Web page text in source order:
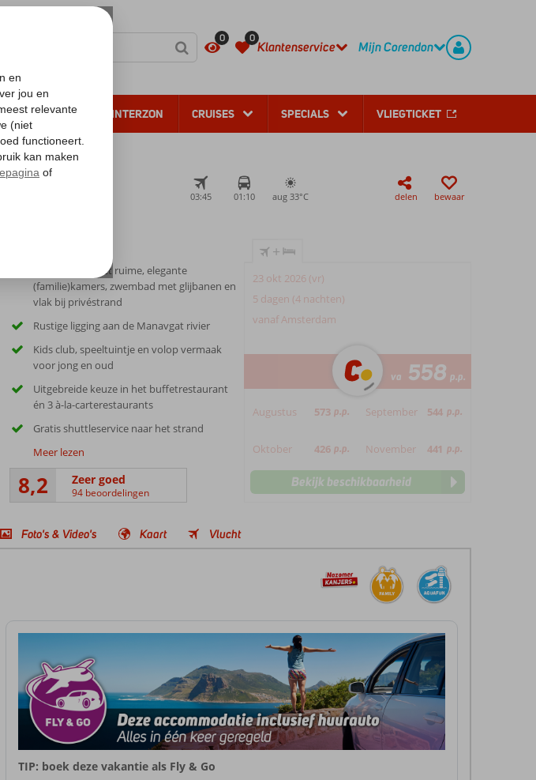
0 0
Klantenservice Mijn Corendon
ALL INCLUSIVE WINTERZON CRUISES SPECIALS VLIEGTICKET
03:45 01:10 aug 33°C delen bewaar
Familiehotel met ruime, elegante
(familie)kamers, zwembad met glijbanen en
vlak bij privéstrand
Rustige ligging aan de Manavgat rivier
Kids club, speeltuintje en volop vermaak
voor jong en oud
Uitgebreide keuze in het buffetrestaurant
én 3 à-la-carterestaurants
Gratis shuttleservice naar het strand
Meer lezen
8,2 Zeer goed
94 beoordelingen
+
23 okt 2026 (vr)
5 dagen (4 nachten)
vanaf Amsterdam
va 558 p.p.
Augustus 573 p.p. September 544 p.p.
Oktober 426 p.p. November 441 p.p.
Bekijk beschikbaarheid
Foto's & Video's Kaart Vlucht
TIP: boek deze vakantie als Fly & Go